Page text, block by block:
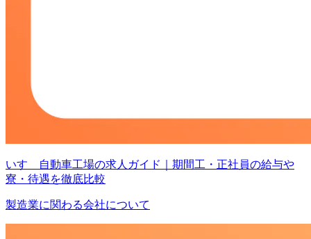
いすゞ自動車工場の求人ガイド｜期間工・正社員の給与や
寮・待遇を徹底比較
製造業に関わる会社について